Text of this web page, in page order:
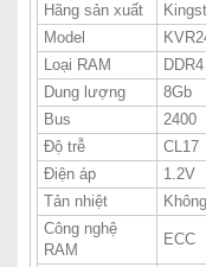
Hãng sản xuất
Model
Loại RAM
DDR4
Dung lượng
8Gb
Bus
2400
Độ trễ
CL17
Điện áp
1.2V
Tản nhiệt
Không
Công nghệ
RAM
ECC